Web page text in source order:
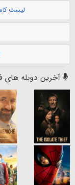
لیست
آخرین دوبله های